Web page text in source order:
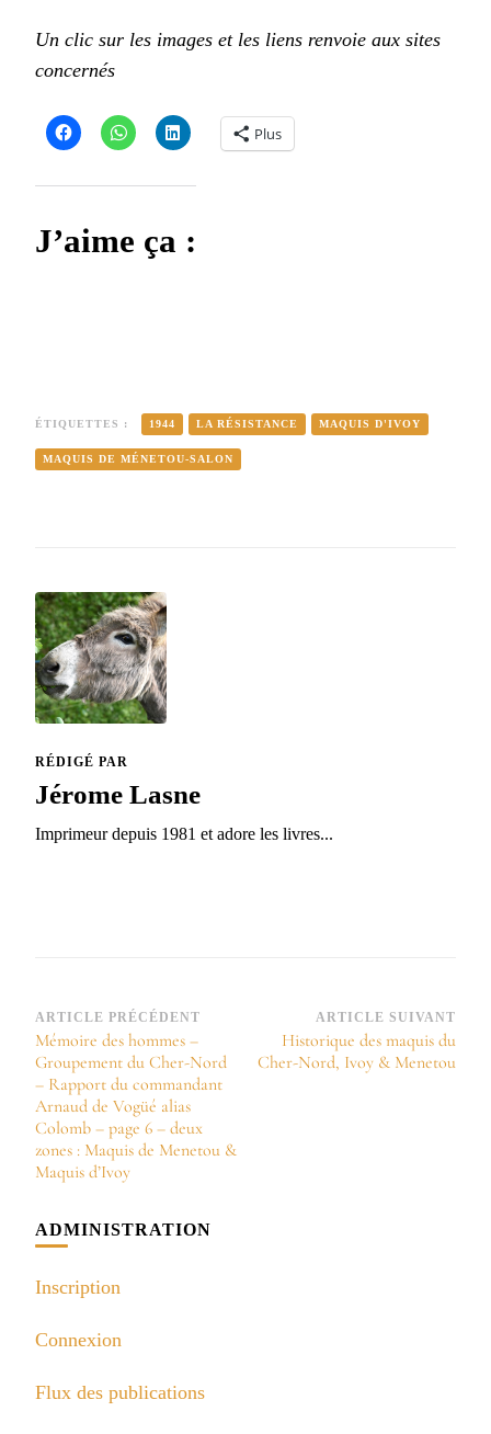
Un clic sur les images et les liens renvoie aux sites
concernés
Plus
J’aime ça :
ÉTIQUETTES : 1944 LA RÉSISTANCE MAQUIS D'IVOY
MAQUIS DE MÉNETOU-SALON
RÉDIGÉ PAR
Jérome Lasne
Imprimeur depuis 1981 et adore les livres...
Navigation
d’article
ARTICLE PRÉCÉDENT
Mémoire des hommes –
Groupement du Cher-Nord
– Rapport du commandant
Arnaud de Vogüé alias
Colomb – page 6 – deux
zones : Maquis de Menetou &
Maquis d’Ivoy
ARTICLE SUIVANT
Historique des maquis du
Cher-Nord, Ivoy & Menetou
ADMINISTRATION
Inscription
Connexion
Flux des publications